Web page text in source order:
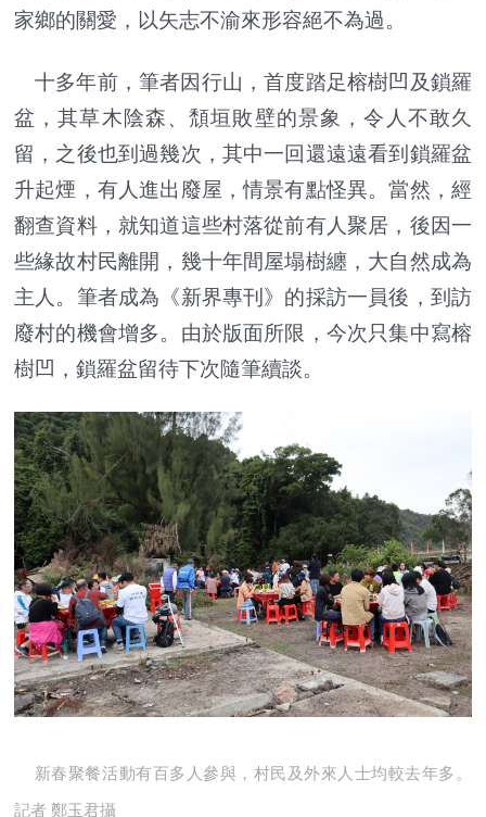
家鄉的關愛，以矢志不渝來形容絕不為過。
十多年前，筆者因行山，首度踏足榕樹凹及鎖羅
盆，其草木陰森、頹垣敗壁的景象，令人不敢久
留，之後也到過幾次，其中一回還遠遠看到鎖羅盆
升起煙，有人進出廢屋，情景有點怪異。當然，經
翻查資料，就知道這些村落從前有人聚居，後因一
些緣故村民離開，幾十年間屋塌樹纏，大自然成為
主人。筆者成為《新界專刊》的採訪一員後，到訪
廢村的機會增多。由於版面所限，今次只集中寫榕
樹凹，鎖羅盆留待下次隨筆續談。
新春聚餐活動有百多人參與，村民及外來人士均較去年多。
記者 鄭玉君攝